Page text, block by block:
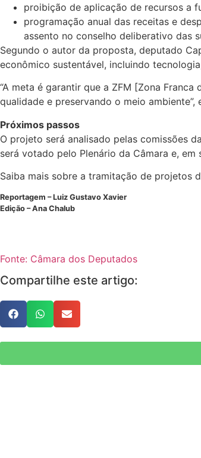
proibição de aplicação de recursos a
programação anual das receitas e
assento no conselho deliberativo das
Segundo o autor da proposta, deputado
econômico sustentável, incluindo
“A meta é garantir que a ZFM [Zona
qualidade e preservando o meio ambiente”,
Próximos passos
O projeto será analisado pelas comissões
será votado pelo Plenário da Câmara e, em
Saiba mais sobre a tramitação de projetos
Reportagem – Luiz Gustavo Xavier
Edição – Ana Chalub
Fonte: Câmara dos Deputados
Compartilhe este artigo: